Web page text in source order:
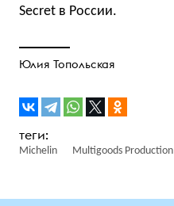
Secret в России.
Юлия Топольская
Michelin Multigoods Production